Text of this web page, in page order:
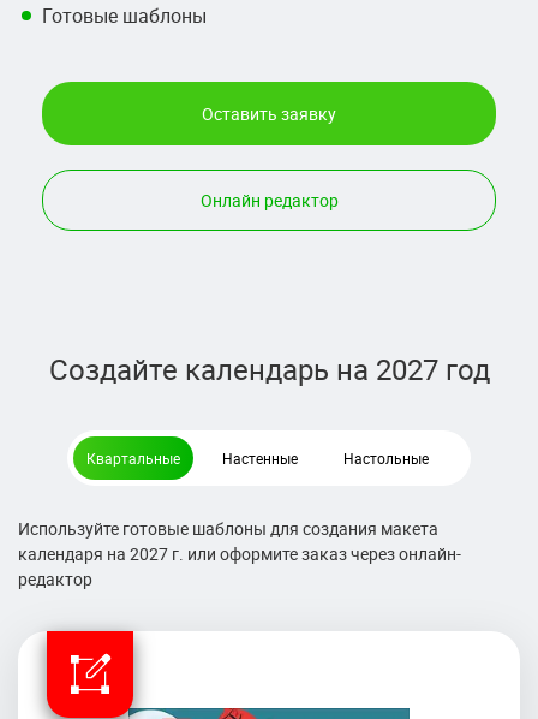
Готовые шаблоны
Оставить заявку
Онлайн редактор
Создайте календарь на 2027 год
Квартальные Настенные Настольные
Используйте готовые шаблоны для создания макета
календаря на 2027 г. или оформите заказ через онлайн-
редактор